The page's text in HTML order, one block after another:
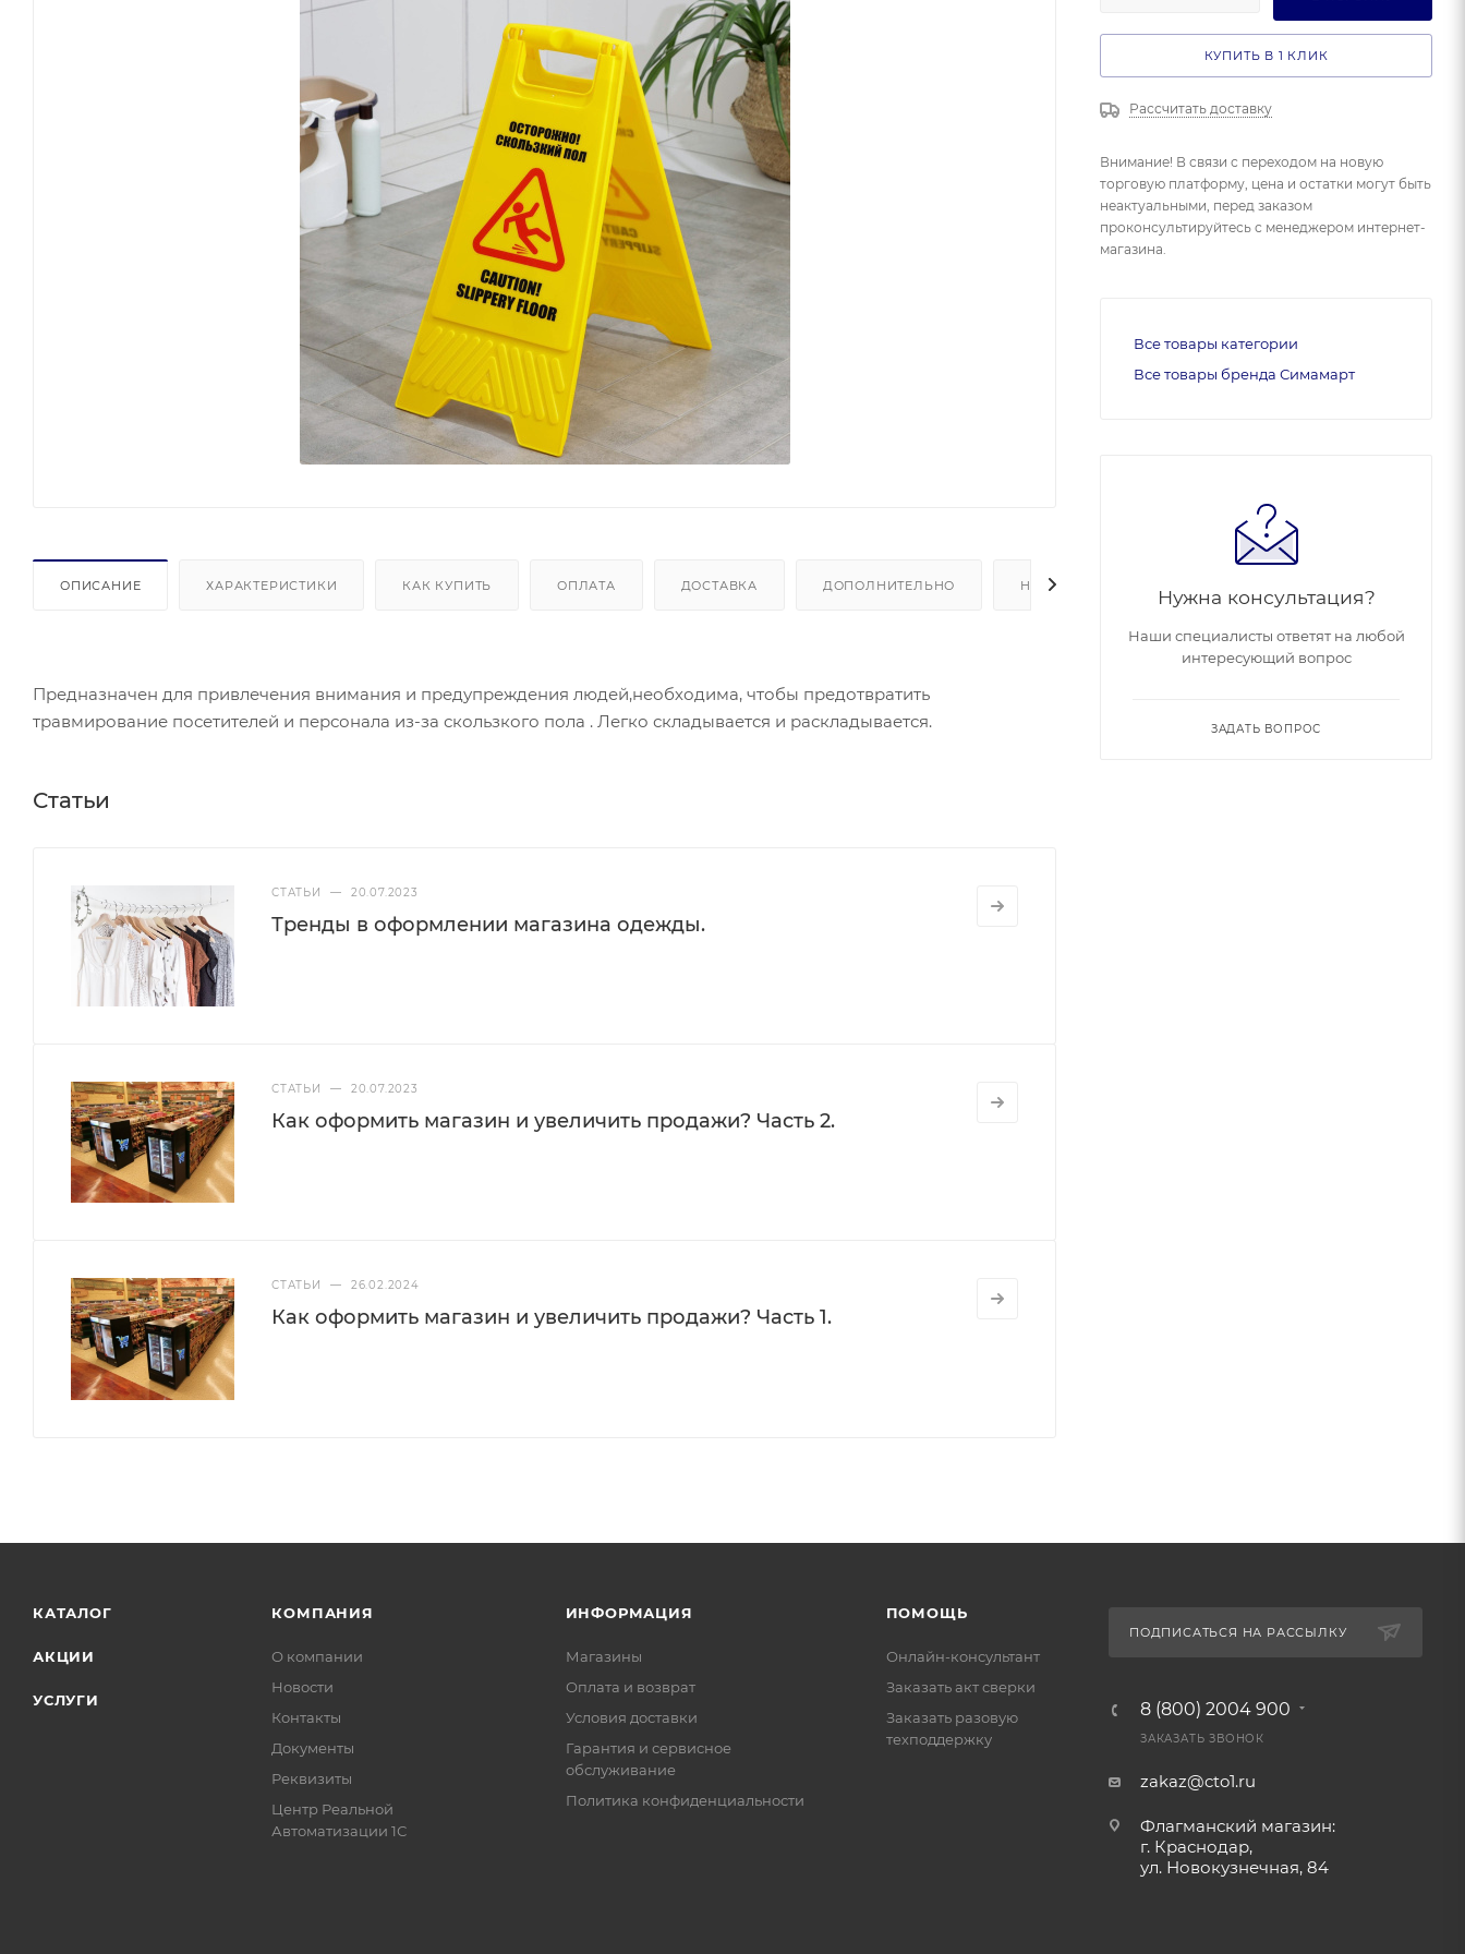
ОПИСАНИЕ ХАРАКТЕРИСТИКИ КАК КУПИТЬ ОПЛАТА ДОСТАВКА ДОПОЛНИТЕЛЬНО НАЛИЧИЕ
Предназначен для привлечения внимания и предупреждения людей,необходима, чтобы предотвратить
травмирование посетителей и персонала из-за скользкого пола . Легко складывается и раскладывается.
Статьи
СТАТЬИ — 20.07.2023
Тренды в оформлении магазина одежды.
СТАТЬИ — 20.07.2023
Как оформить магазин и увеличить продажи? Часть 2.
СТАТЬИ — 26.02.2024
Как оформить магазин и увеличить продажи? Часть 1.
КУПИТЬ В 1 КЛИК
Рассчитать доставку
Внимание! В связи с переходом на новую
торговую платформу, цена и остатки могут быть
неактуальными, перед заказом
проконсультируйтесь с менеджером интернет-
магазина.
Все товары категории
Все товары бренда Симамарт
Нужна консультация?
Наши специалисты ответят на любой
интересующий вопрос
ЗАДАТЬ ВОПРОС
КАТАЛОГ
АКЦИИ
УСЛУГИ
КОМПАНИЯ
О компании
Новости
Контакты
Документы
Реквизиты
Центр Реальной
Автоматизации 1С
ИНФОРМАЦИЯ
Магазины
Оплата и возврат
Условия доставки
Гарантия и сервисное
обслуживание
Политика конфиденциальности
ПОМОЩЬ
Онлайн-консультант
Заказать акт сверки
Заказать разовую
техподдержку
ПОДПИСАТЬСЯ НА РАССЫЛКУ
8 (800) 2004 900
ЗАКАЗАТЬ ЗВОНОК
zakaz@cto1.ru
Флагманский магазин:
г. Краснодар,
ул. Новокузнечная, 84